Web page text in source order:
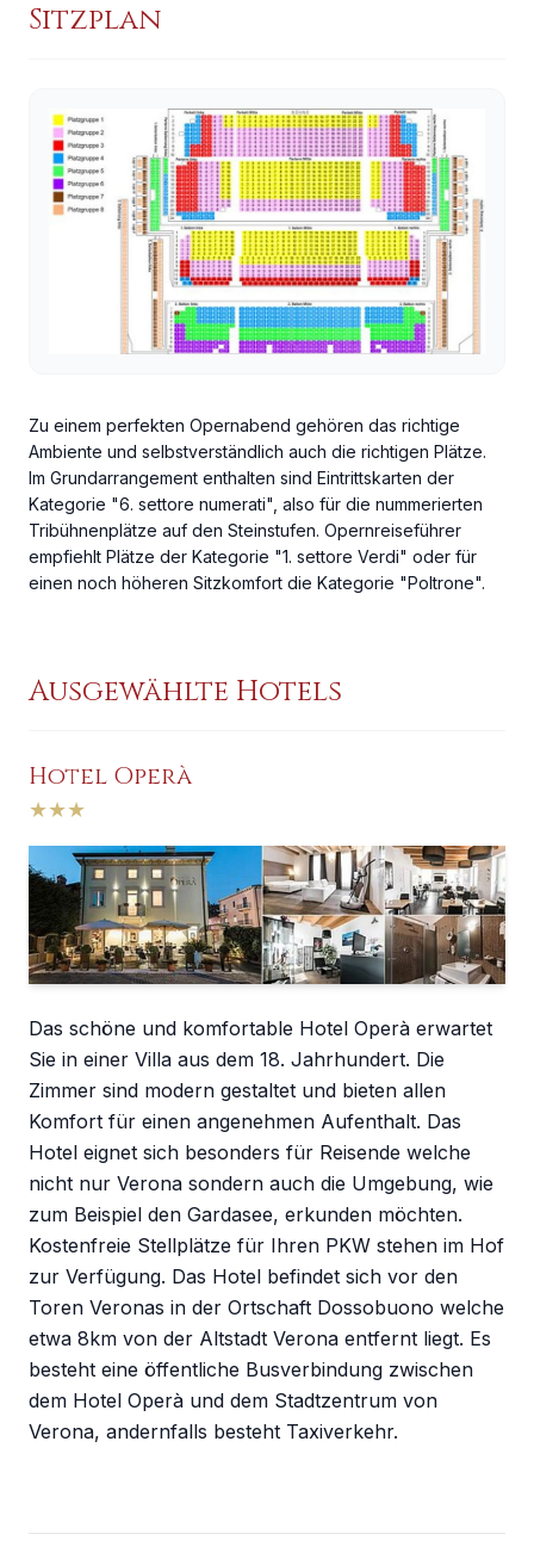
Sitzplan
Zu einem perfekten Opernabend gehören das richtige
Ambiente und selbstverständlich auch die richtigen Plätze.
Im Grundarrangement enthalten sind Eintrittskarten der
Kategorie "6. settore numerati", also für die nummerierten
Tribühnenplätze auf den Steinstufen. Opernreiseführer
empfiehlt Plätze der Kategorie "1. settore Verdi" oder für
einen noch höheren Sitzkomfort die Kategorie "Poltrone".
Ausgewählte Hotels
Hotel Operà
★★★
Das schöne und komfortable Hotel Operà erwartet
Sie in einer Villa aus dem 18. Jahrhundert. Die
Zimmer sind modern gestaltet und bieten allen
Komfort für einen angenehmen Aufenthalt. Das
Hotel eignet sich besonders für Reisende welche
nicht nur Verona sondern auch die Umgebung, wie
zum Beispiel den Gardasee, erkunden möchten.
Kostenfreie Stellplätze für Ihren PKW stehen im Hof
zur Verfügung. Das Hotel befindet sich vor den
Toren Veronas in der Ortschaft Dossobuono welche
etwa 8km von der Altstadt Verona entfernt liegt. Es
besteht eine öffentliche Busverbindung zwischen
dem Hotel Operà und dem Stadtzentrum von
Verona, andernfalls besteht Taxiverkehr.